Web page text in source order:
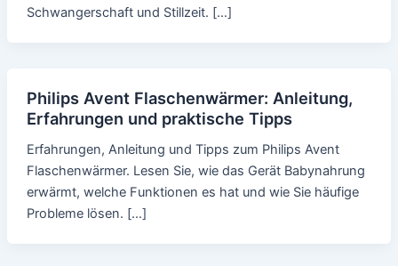
Schwangerschaft und Stillzeit. […]
Philips Avent Flaschenwärmer: Anleitung,
Erfahrungen und praktische Tipps
Erfahrungen, Anleitung und Tipps zum Philips Avent
Flaschenwärmer. Lesen Sie, wie das Gerät Babynahrung
erwärmt, welche Funktionen es hat und wie Sie häufige
Probleme lösen. […]